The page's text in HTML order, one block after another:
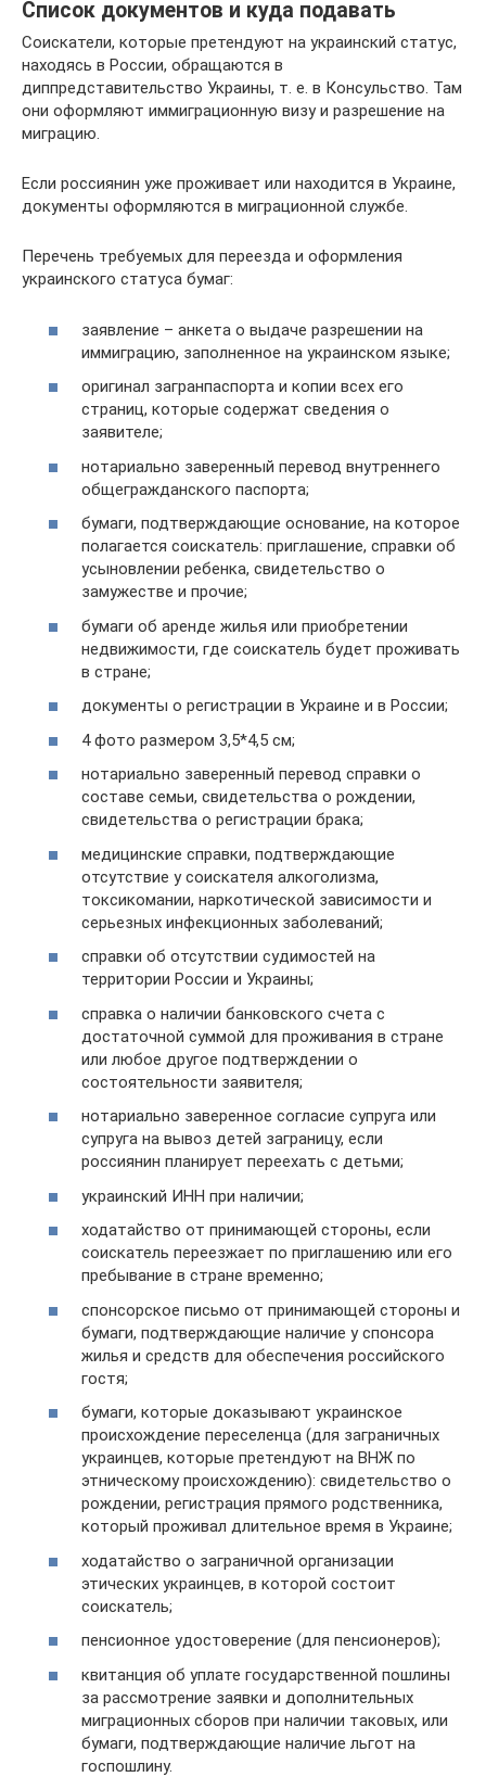
Список документов и куда подавать
Соискатели, которые претендуют на украинский статус,
находясь в России, обращаются в
диппредставительство Украины, т. е. в Консульство. Там
они оформляют иммиграционную визу и разрешение на
миграцию.
Если россиянин уже проживает или находится в Украине,
документы оформляются в миграционной службе.
Перечень требуемых для переезда и оформления
украинского статуса бумаг:
заявление – анкета о выдаче разрешении на
иммиграцию, заполненное на украинском языке;
оригинал загранпаспорта и копии всех его
страниц, которые содержат сведения о
заявителе;
нотариально заверенный перевод внутреннего
общегражданского паспорта;
бумаги, подтверждающие основание, на которое
полагается соискатель: приглашение, справки об
усыновлении ребенка, свидетельство о
замужестве и прочие;
бумаги об аренде жилья или приобретении
недвижимости, где соискатель будет проживать
в стране;
документы о регистрации в Украине и в России;
4 фото размером 3,5*4,5 см;
нотариально заверенный перевод справки о
составе семьи, свидетельства о рождении,
свидетельства о регистрации брака;
медицинские справки, подтверждающие
отсутствие у соискателя алкоголизма,
токсикомании, наркотической зависимости и
серьезных инфекционных заболеваний;
справки об отсутствии судимостей на
территории России и Украины;
справка о наличии банковского счета с
достаточной суммой для проживания в стране
или любое другое подтверждении о
состоятельности заявителя;
нотариально заверенное согласие супруга или
супруга на вывоз детей заграницу, если
россиянин планирует переехать с детьми;
украинский ИНН при наличии;
ходатайство от принимающей стороны, если
соискатель переезжает по приглашению или его
пребывание в стране временно;
спонсорское письмо от принимающей стороны и
бумаги, подтверждающие наличие у спонсора
жилья и средств для обеспечения российского
гостя;
бумаги, которые доказывают украинское
происхождение переселенца (для заграничных
украинцев, которые претендуют на ВНЖ по
этническому происхождению): свидетельство о
рождении, регистрация прямого родственника,
который проживал длительное время в Украине;
ходатайство о заграничной организации
этических украинцев, в которой состоит
соискатель;
пенсионное удостоверение (для пенсионеров);
квитанция об уплате государственной пошлины
за рассмотрение заявки и дополнительных
миграционных сборов при наличии таковых, или
бумаги, подтверждающие наличие льгот на
госпошлину.